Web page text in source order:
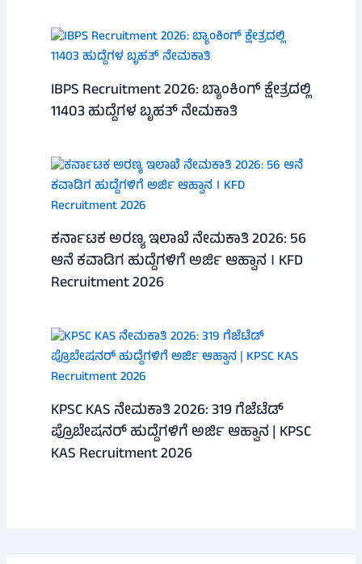
IBPS Recruitment 2026: ಬ್ಯಾಂಕಿಂಗ್ ಕ್ಷೇತ್ರದಲ್ಲಿ
11403 ಹುದ್ದೆಗಳ ಬೃಹತ್ ನೇಮಕಾತಿ
ಕರ್ನಾಟಕ ಅರಣ್ಯ ಇಲಾಖೆ ನೇಮಕಾತಿ 2026: 56
ಆನೆ ಕವಾಡಿಗ ಹುದ್ದೆಗಳಿಗೆ ಅರ್ಜಿ ಆಹ್ವಾನ । KFD
Recruitment 2026
KPSC KAS ನೇಮಕಾತಿ 2026: 319 ಗೆಜೆಟೆಡ್
ಪ್ರೊಬೇಷನರ್ ಹುದ್ದೆಗಳಿಗೆ ಅರ್ಜಿ ಆಹ್ವಾನ | KPSC
KAS Recruitment 2026